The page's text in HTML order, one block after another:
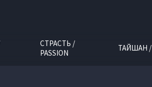
СТРАСТЬ /
PASSION
ТАЙШАН /